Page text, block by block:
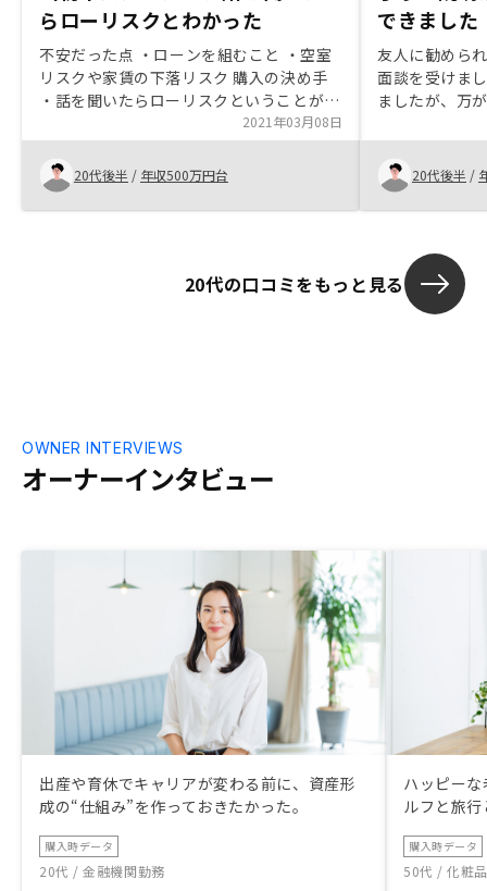
らローリスクとわかった
不安だった点 ・ローンを組むこと ・空室
リスクや家賃の下落リスク 購入の決め手
・話を聞いたらローリスクということがわ
かった ・自分の資金以上の運用ができる
・株、為替に比べてローリスク十分満足し
ているため、特にありません。
2021年03月08日
20代後半 / 年収500万円台
できました
友人に勧めら
面談を受けま
ましたが、万
クについても
入出来ました。
20代後半 /
20代の口コミをもっと見る
オーナーインタビュー
OWNER INTERVIEWS
出産や育休でキャリアが変わる前に、資産形
成の“仕組み”を作っておきたかった。
購入時データ
20代 / 金融機関勤務
ハッピー
ルフと旅
購入時データ
50代 / 化粧